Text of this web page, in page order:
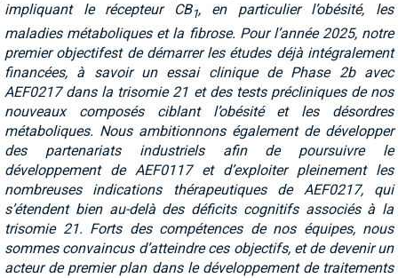
impliquant le récepteur CB1, en particulier l’obésité, les
maladies métaboliques et la fibrose. Pour l’année 2025, notre
premier objectifest de démarrer les études déjà intégralement
financées, à savoir un essai clinique de Phase 2b avec
AEF0217 dans la trisomie 21 et des tests précliniques de nos
nouveaux composés ciblant l’obésité et les désordres
métaboliques. Nous ambitionnons également de développer
des partenariats industriels afin de poursuivre le
développement de AEF0117 et d’exploiter pleinement les
nombreuses indications thérapeutiques de AEF0217, qui
s’étendent bien au-delà des déficits cognitifs associés à la
trisomie 21. Forts des compétences de nos équipes, nous
sommes convaincus d’atteindre ces objectifs, et de devenir un
acteur de premier plan dans le développement de traitements